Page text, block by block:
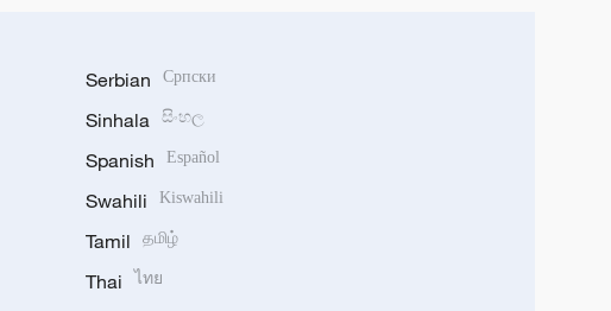
Serbian Српски
Sinhala සිංහල
Spanish Español
Swahili Kiswahili
Tamil தமிழ்
Thai ไทย